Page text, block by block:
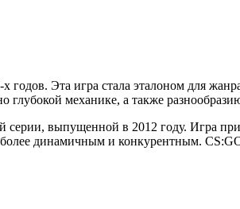
годов. Эта игра стала эталоном для
глубокой механике, а также
серии, выпущенной в 2012 году. Игра
динамичным и конкурентным.